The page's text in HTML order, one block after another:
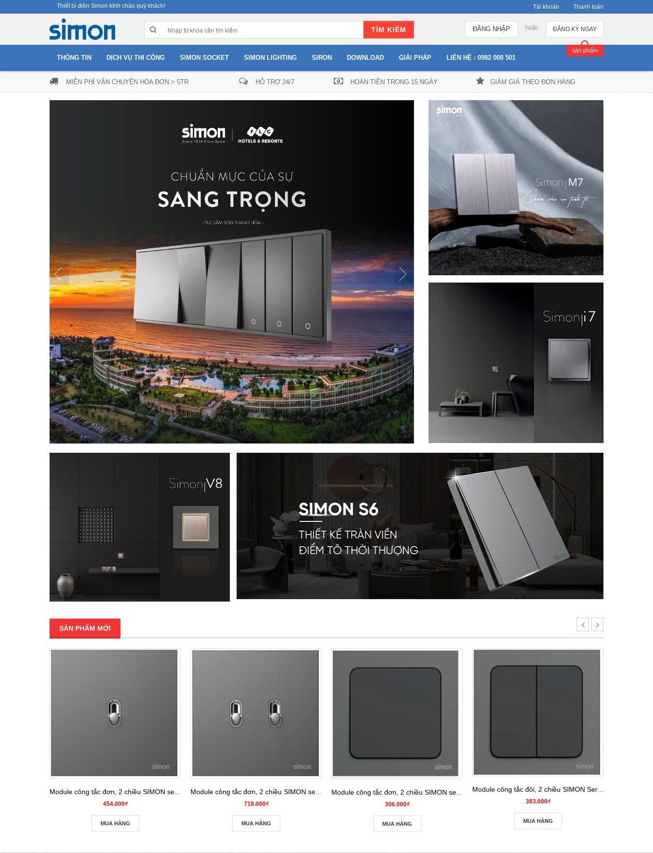
Thiết bị điện Simon kính chào quý khách! Tài khoản Thanh toán
TÌM KIẾM ĐĂNG KÝ NGAY
hoặc
ĐĂNG NHẬP
THÔNG TIN DỊCH VỤ THI CÔNG SIMON SOCKET SIMON LIGHTING SIRON DOWNLOAD GIẢI PHÁP LIÊN HỆ : 0982 008 501
sản phẩm
MIỄN PHÍ VẬN CHUYỂN HÓA ĐƠN > 5TR HỖ TRỢ 24/7 HOÀN TIỀN TRONG 15 NGÀY GIẢM GIÁ THEO ĐƠN HÀNG
SẢN PHẨM MỚI
Module công tắc đơn, 2 chiều SIMON series S20 821112
454.000₫
MUA HÀNG
Module công tắc đơn, 2 chiều SIMON series S20 821122
718.000₫
MUA HÀNG
Module công tắc đơn, 2 chiều SIMON series S20 821012
306.000₫
MUA HÀNG
Module công tắc đôi, 2 chiều SIMON Series S20 821022
383.000₫
MUA HÀNG